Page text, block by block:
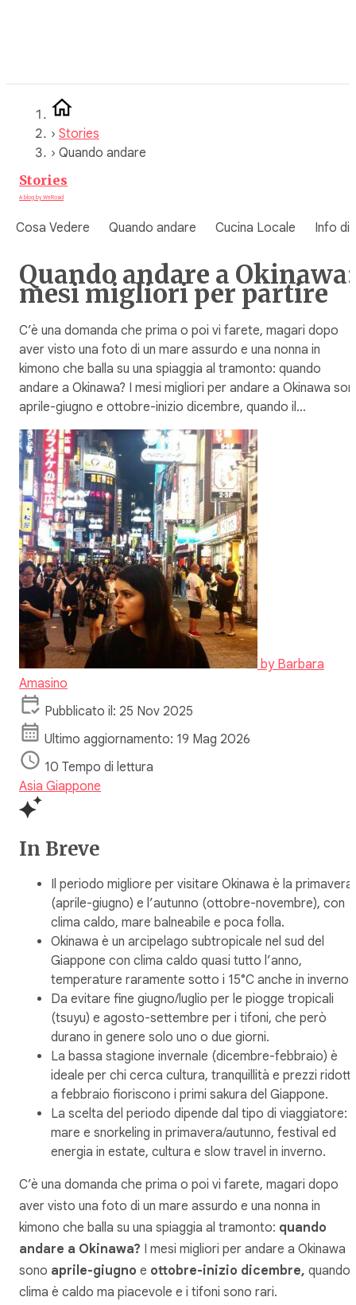
› Stories
› Quando andare
Stories
A blog by WeRoad
Cosa Vedere Quando andare Cucina Locale Info di
Quando andare a Okinawa:
mesi migliori per partire
C’è una domanda che prima o poi vi farete, magari dopo
aver visto una foto di un mare assurdo e una nonna in
kimono che balla su una spiaggia al tramonto: quando
andare a Okinawa? I mesi migliori per andare a Okinawa
aprile-giugno e ottobre-inizio dicembre, quando il…
by Barbara
Amasino
Pubblicato il: 25 Nov 2025
Ultimo aggiornamento: 19 Mag 2026
10 Tempo di lettura
Asia Giappone
In Breve
Il periodo migliore per visitare Okinawa è la primavera
(aprile-giugno) e l’autunno (ottobre-novembre), con
clima caldo, mare balneabile e poca folla.
Okinawa è un arcipelago subtropicale nel sud del
Giappone con clima caldo quasi tutto l’anno,
temperature raramente sotto i 15°C anche in inverno.
Da evitare fine giugno/luglio per le piogge tropicali
(tsuyu) e agosto-settembre per i tifoni, che però
durano in genere solo uno o due giorni.
La bassa stagione invernale (dicembre-febbraio) è
ideale per chi cerca cultura, tranquillità e prezzi ridotti;
a febbraio fioriscono i primi sakura del Giappone.
La scelta del periodo dipende dal tipo di viaggiatore:
mare e snorkeling in primavera/autunno, festival ed
energia in estate, cultura e slow travel in inverno.
C’è una domanda che prima o poi vi farete, magari dopo
aver visto una foto di un mare assurdo e una nonna in
kimono che balla su una spiaggia al tramonto: quando
andare a Okinawa? I mesi migliori per andare a Okinawa
sono aprile-giugno e ottobre-inizio dicembre, quando
clima è caldo ma piacevole e i tifoni sono rari.